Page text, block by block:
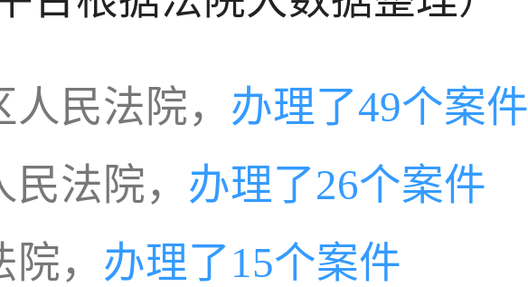
民法院， 办理了49个案件
法院， 办理了26个案件
， 办理了15个案件